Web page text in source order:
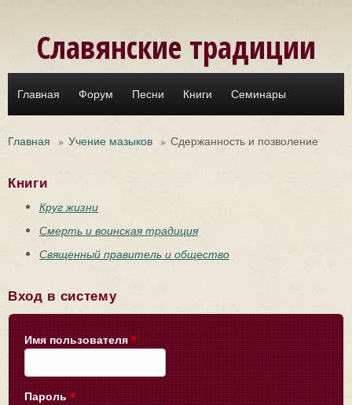
Славянские традиции
Главная Форум Песни Книги Семинары
Главная » Учение мазыков » Сдержанность и позволение
Книги
Круг жизни
Смерть и воинская традиция
Священный правитель и общество
Вход в систему
Имя пользователя *
Пароль *